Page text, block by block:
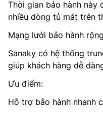
Thời gian bảo hành này
nhiều dòng tủ mát trên
Mạng lưới bảo hành rộng
Sanaky có hệ thống
giúp khách hàng dễ
Ưu điểm:
Hỗ trợ bảo hành nhanh